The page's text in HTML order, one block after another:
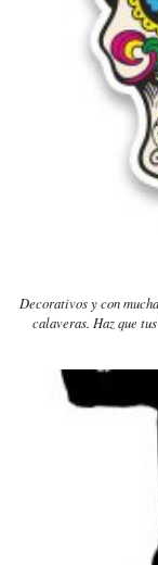
Decorativos y con
calaveras. Haz que